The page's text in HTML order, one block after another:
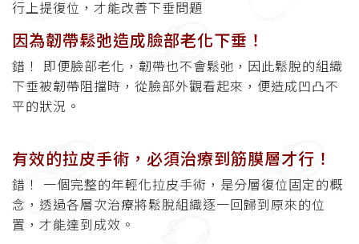
行上提復位，才能改善下垂問題
因為韌帶鬆弛造成臉部老化下垂！
錯！ 即便臉部老化，韌帶也不會鬆弛，因此鬆脫的組織
下垂被韌帶阻擋時，從臉部外觀看起來，便造成凹凸不
平的狀況。
有效的拉皮手術，必須治療到筋膜層才行！
錯！ 一個完整的年輕化拉皮手術，是分層復位固定的概
念，透過各層次治療將鬆脫組織逐一回歸到原來的位
置，才能達到成效。